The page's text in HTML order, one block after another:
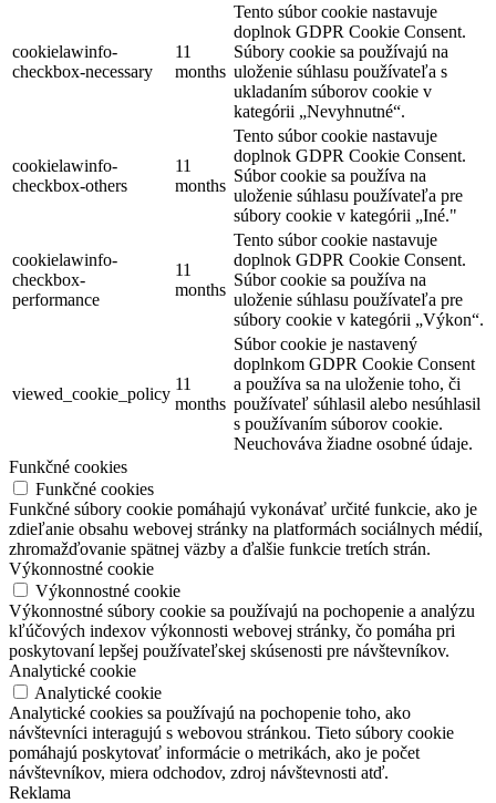
cookielawinfo-
checkbox-necessary
11
months
Tento súbor cookie nastavuje
doplnok GDPR Cookie Consent.
Súbory cookie sa používajú na
uloženie súhlasu používateľa s
ukladaním súborov cookie v
kategórii „Nevyhnutné“.
cookielawinfo-
checkbox-others
11
months
Tento súbor cookie nastavuje
doplnok GDPR Cookie Consent.
Súbor cookie sa používa na
uloženie súhlasu používateľa pre
súbory cookie v kategórii „Iné."
cookielawinfo-
checkbox-
performance
11
months
Tento súbor cookie nastavuje
doplnok GDPR Cookie Consent.
Súbor cookie sa používa na
uloženie súhlasu používateľa pre
súbory cookie v kategórii „Výkon“.
viewed_cookie_policy
11
months
Súbor cookie je nastavený
doplnkom GDPR Cookie Consent
a používa sa na uloženie toho, či
používateľ súhlasil alebo nesúhlasil
s používaním súborov cookie.
Neuchováva žiadne osobné údaje.
Funkčné cookies
Funkčné cookies
Funkčné súbory cookie pomáhajú vykonávať určité funkcie, ako je
zdieľanie obsahu webovej stránky na platformách sociálnych médií,
zhromažďovanie spätnej väzby a ďalšie funkcie tretích strán.
Výkonnostné cookie
Výkonnostné cookie
Výkonnostné súbory cookie sa používajú na pochopenie a analýzu
kľúčových indexov výkonnosti webovej stránky, čo pomáha pri
poskytovaní lepšej používateľskej skúsenosti pre návštevníkov.
Analytické cookie
Analytické cookie
Analytické cookies sa používajú na pochopenie toho, ako
návštevníci interagujú s webovou stránkou. Tieto súbory cookie
pomáhajú poskytovať informácie o metrikách, ako je počet
návštevníkov, miera odchodov, zdroj návštevnosti atď.
Reklama